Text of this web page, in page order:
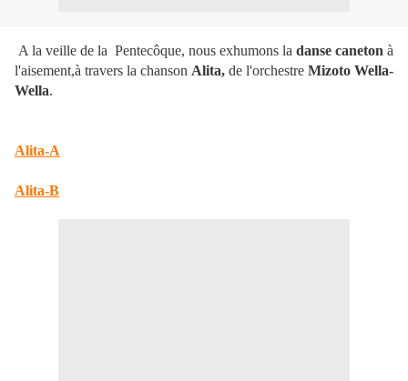
A la veille de la Pentecôque, nous exhumons la danse caneton à
l'aisement,à travers la chanson Alita, de l'orchestre Mizoto Wella-
Wella.
Alita-A
Alita-B